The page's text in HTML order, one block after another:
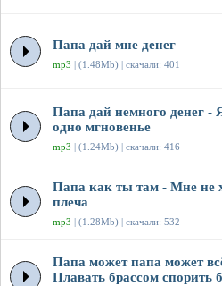
Папа дай мне денег
mp3 | (1.48Mb) | скачали: 401
Папа дай немного денег -
одно мгновенье
mp3 | (1.24Mb) | скачали: 416
Папа как ты там - Мне не
плеча
mp3 | (1.28Mb) | скачали: 532
Папа может папа может
Плавать брассом спорить